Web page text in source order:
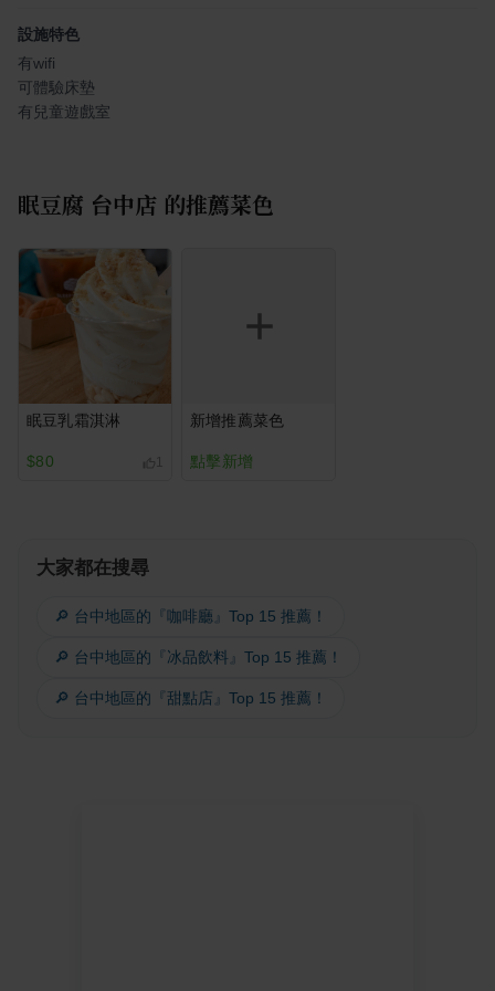
設施特色
有wifi
可體驗床墊
有兒童遊戲室
眠豆腐 台中店 的推薦菜色
眠豆乳霜淇淋
$80
新增推薦菜色
點擊新增
大家都在搜尋
🔎 台中地區的『咖啡廳』Top 15 推薦！
🔎 台中地區的『冰品飲料』Top 15 推薦！
🔎 台中地區的『甜點店』Top 15 推薦！